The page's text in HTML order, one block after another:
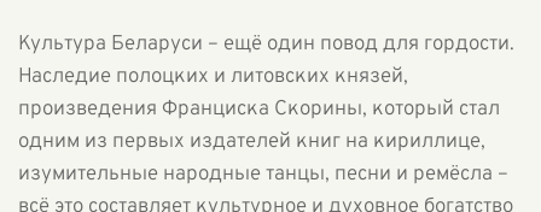
Культура Беларуси – ещё один повод для гордости.
Наследие полоцких и литовских князей,
произведения Франциска Скорины, который стал
одним из первых издателей книг на кириллице,
изумительные народные танцы, песни и ремёсла –